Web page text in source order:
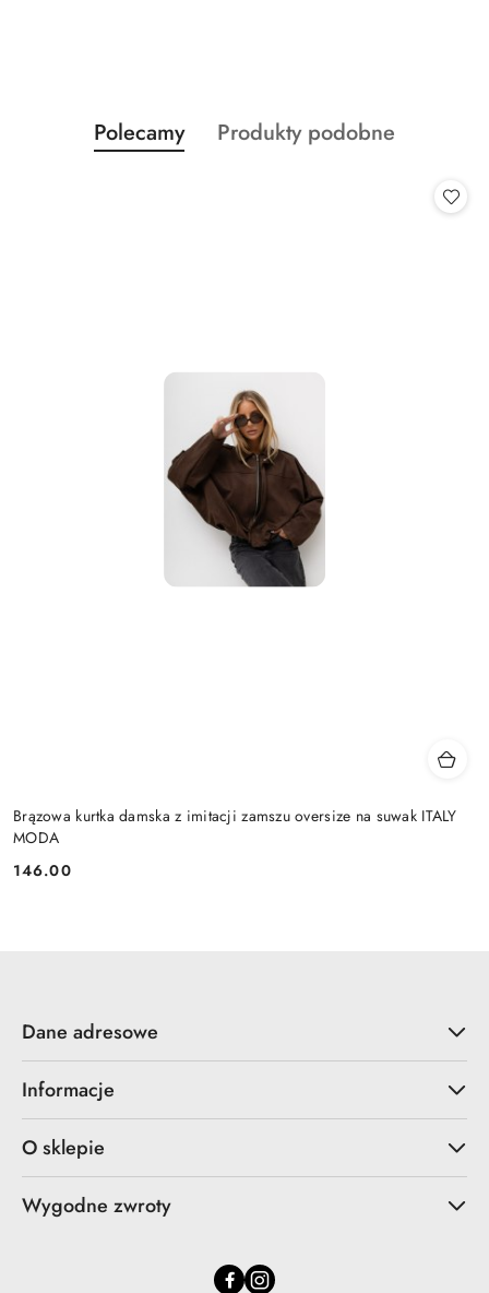
Pomiń karuzelę produktów
Produkty
o
Polecamy
Produkty
Produkty podobne
Brązowa kurtka damska z imitacji zamszu oversize na suwak ITALY
MODA
Cena:
146.00
Dane adresowe
Informacje
O sklepie
Wygodne zwroty